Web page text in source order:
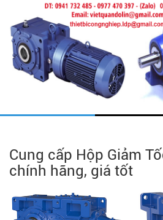
Cung cấp Hộp Giảm
chính hãng, giá tốt